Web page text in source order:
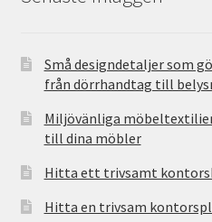
Små designdetaljer som
från dörrhandtag till
Miljövänliga
till dina möbler
Hitta ett trivsamt
Hitta en trivsam